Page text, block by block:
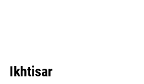
Ikhtisar